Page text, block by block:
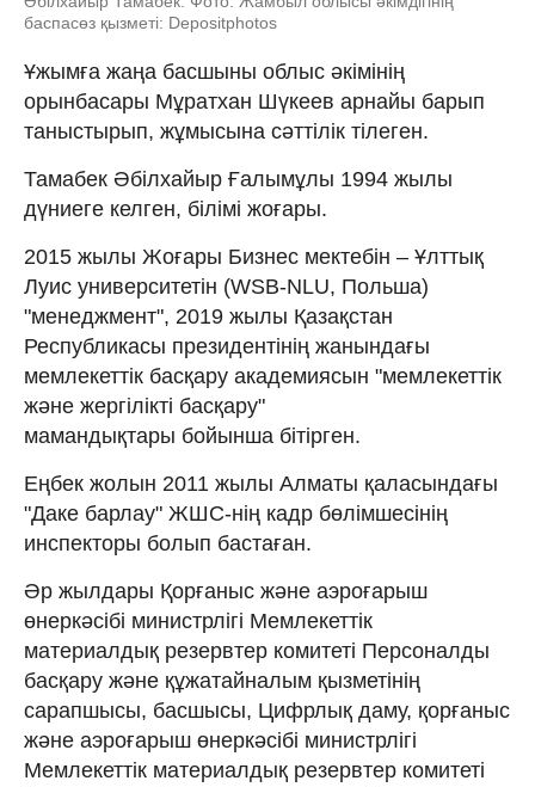
баспасөз қызметі: Depositphotos
Ұжымға жаңа басшыны облыс әкімінің
орынбасары Мұратхан Шүкеев арнайы барып
таныстырып, жұмысына сәттілік тілеген.
Тамабек Әбілхайыр Ғалымұлы 1994 жылы
дүниеге келген, білімі жоғары.
2015 жылы Жоғары Бизнес мектебін – Ұлттық
Луис университетін (WSB-NLU, Польша)
"менеджмент", 2019 жылы Қазақстан
Республикасы президентінің жанындағы
мемлекеттік басқару академиясын "мемлекеттік
және жергілікті басқару"
мамандықтары бойынша бітірген.
Еңбек жолын 2011 жылы Алматы қаласындағы
"Даке барлау" ЖШС-нің кадр бөлімшесінің
инспекторы болып бастаған.
Әр жылдары Қорғаныс және аэроғарыш
өнеркәсібі министрлігі Мемлекеттік
материалдық резервтер комитеті Персоналды
басқару және құжатайналым қызметінің
сарапшысы, басшысы, Цифрлық даму, қорғаныс
және аэроғарыш өнеркәсібі министрлігі
Мемлекеттік материалдық резервтер комитеті